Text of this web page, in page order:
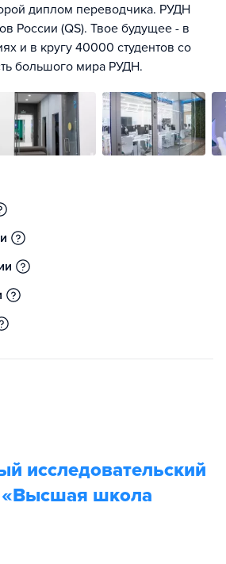
диплом переводчика. РУДН
России (QS). Твое будущее - в
и в кругу 40000 студентов со
большого мира РУДН.
исследовательский
«Высшая школа